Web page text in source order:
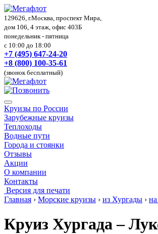
129626, г.Москва, проспект Мира,
дом 106, 4 этаж, офис 403Б
понедельник - пятница
с 10:00 до 18:00
+7 (495) 647-24-20
+8 (800) 100-35-61
(звонок бесплатный)
Круизы по России
Зарубежные круизы
Теплоходы
Водные пути
Города и стоянки
Отзывы
Акции
О компании
Контакты
Версия для печати
Главная › Морские круизы › из Хургады ›
Круиз Хургада –